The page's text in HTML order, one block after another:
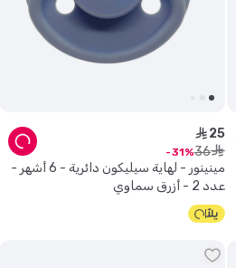
مينينور - لهاية سيليكون دائرية - 6 أشهر -
عدد 2 - أزرق سماوي
ê 25
ê
36
31